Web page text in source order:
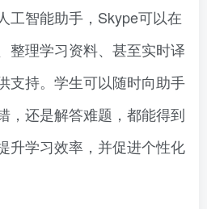
工智能助手，Skype可以在
整理学习资料、甚至实时译
支持。学生可以随时向助手
，还是解答难题，都能得到
升学习效率，并促进个性化